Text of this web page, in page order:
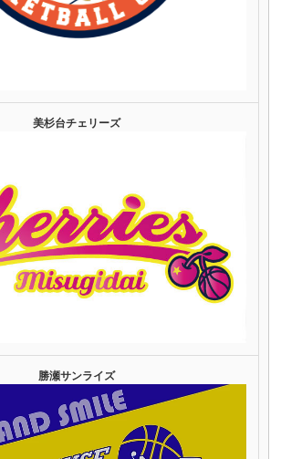
美杉台チェリーズ
勝瀬サンライズ